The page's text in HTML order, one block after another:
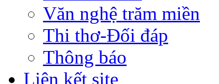
Văn nghệ trăm miền
Thi thơ-Đối đáp
Thông báo
Liên kết site